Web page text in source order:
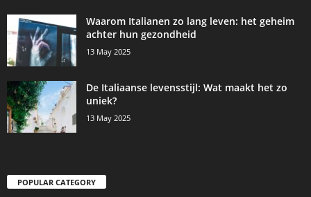
Waarom Italianen zo lang leven: het geheim
achter hun gezondheid
13 May 2025
De Italiaanse levensstijl: Wat maakt het zo
uniek?
13 May 2025
POPULAR CATEGORY